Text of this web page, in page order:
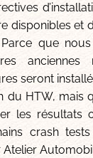
disponibles et
que
anciennes
seront
du HTW, mais
les résultats
crash